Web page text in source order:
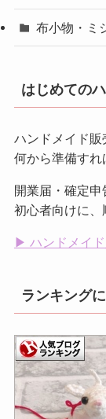
布小物・ミ
はじめての
ハンドメイド販
何から準備すれ
開業届・確定
初心者向けに、
▶ ハンドメイ
ランキング